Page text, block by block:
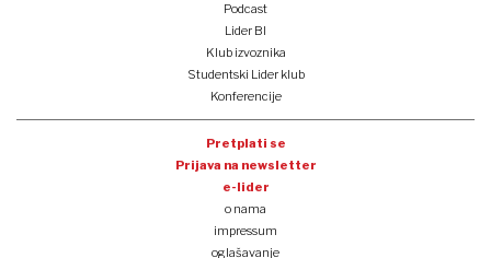
Podcast
Lider BI
Klub izvoznika
Studentski Lider klub
Konferencije
Pretplati se
Prijava na newsletter
e-lider
o nama
impressum
oglašavanje